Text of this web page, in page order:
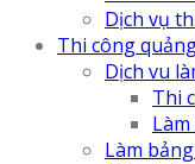
Dịch vụ
Thi công
Dịch vu
Thi
Làm